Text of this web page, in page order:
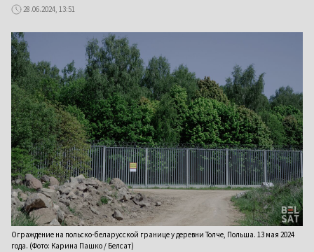
28.06.2024, 13:51
Ограждение на польско-беларусской границе у деревни Толче, Польша. 13 мая 2024
года. (Фото: Карина Пашко / Белсат)